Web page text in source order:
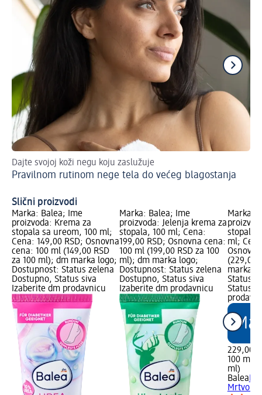
Dajte svojoj koži negu koju zaslužuje
Pravilnom rutinom nege tela do većeg blagostanja
Slični proizvodi
Marka: Balea; Ime
proizvoda: Krema za
stopala sa ureom, 100 ml;
Cena: 149,00 RSD; Osnovna
cena: 100 ml (149,00 RSD
za 100 ml); dm marka logo;
Dostupnost: Status zelena
Dostupno, Status siva
Izaberite dm prodavnicu
Marka: Balea; Ime
proizvoda: Jelenja krema za
stopala, 100 ml; Cena:
199,00 RSD; Osnovna cena:
100 ml (199,00 RSD za 100
ml); dm marka logo;
Dostupnost: Status zelena
Dostupno, Status siva
Izaberite dm prodavnicu
Marka:
stopala
ml;
(229,00
marka
Status
Status
229,00
100 ml
ml)
Balea
Mrtvo